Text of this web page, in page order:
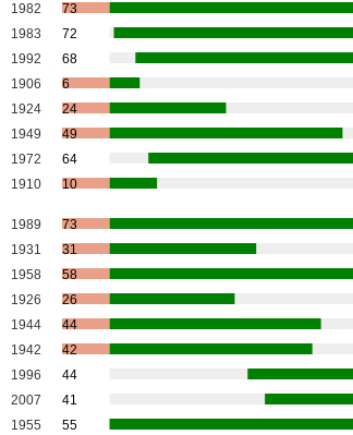
1982
73
1983
72
1992
68
1906
6
1924
24
1949
49
1972
64
1910 10
1989
73
1931
31
1958
58
1926
26
1944
44
1942
42
1996
44
2007
41
1955
55